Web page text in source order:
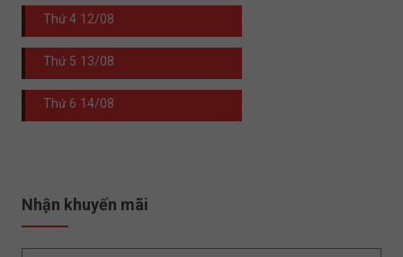
Thứ 4 12/08
Thứ 5 13/08
Thứ 6 14/08
Nhận khuyến mãi